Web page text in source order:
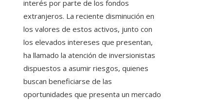
interés por parte de los fondos
extranjeros. La reciente disminución en
los valores de estos activos, junto con
los elevados intereses que presentan,
ha llamado la atención de inversionistas
dispuestos a asumir riesgos, quienes
buscan beneficiarse de las
oportunidades que presenta un mercado